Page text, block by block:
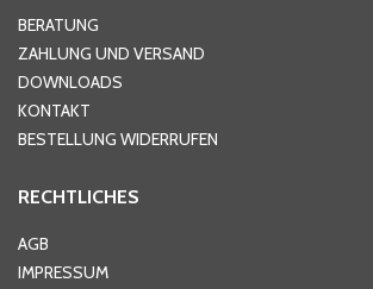
Hausnummer
Ort*
BERATUNG
ZAHLUNG UND VERSAND
DOWNLOADS
KONTAKT
BESTELLUNG WIDERRUFEN
RECHTLICHES
AGB
IMPRESSUM